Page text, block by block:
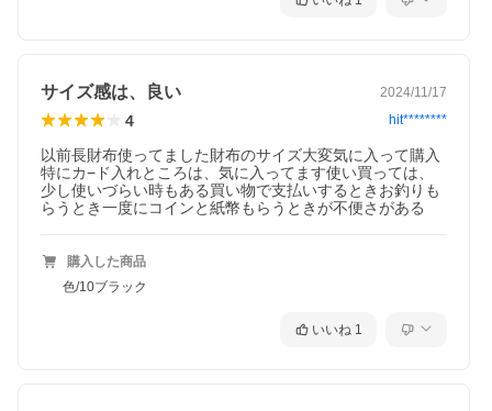
サイズ感は、良い 2024/11/17
4 hit********
以前長財布使ってました財布のサイズ大変気に入って購入
特にカ−ド入れところは、気に入ってます使い買っては、
少し使いづらい時もある買い物で支払いするときお釣りも
らうとき一度にコインと紙幣もらうときが不便さがある
購入した商品
色/10ブラック
いいね 1